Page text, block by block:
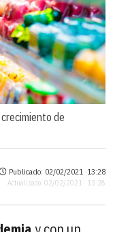
de
Publicado: 02/02/2021 ·13:28
Actualizado: 02/02/2021 · 13:28